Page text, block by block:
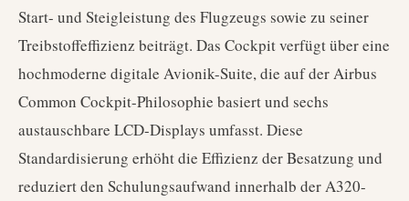
Start- und Steigleistung des Flugzeugs sowie zu seiner
Treibstoffeffizienz beiträgt. Das Cockpit verfügt über eine
hochmoderne digitale Avionik-Suite, die auf der Airbus
Common Cockpit-Philosophie basiert und sechs
austauschbare LCD-Displays umfasst. Diese
Standardisierung erhöht die Effizienz der Besatzung und
reduziert den Schulungsaufwand innerhalb der A320-